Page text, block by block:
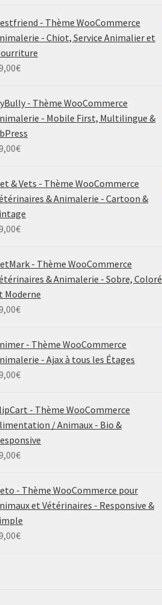
- Thème WooCommerce
- Chiot, Service Animalier et
€
- Thème WooCommerce
- Mobile First, Multilingue &
€
& Vets - Thème WooCommerce
& Animalerie - Cartoon &
€
- Thème WooCommerce
& Animalerie - Sobre, Coloré
Moderne
€
- Thème WooCommerce
- Ajax à tous les Étages
€
- Thème WooCommerce
/ Animaux - Bio &
€
- Thème WooCommerce pour
et Vétérinaires - Responsive &
€